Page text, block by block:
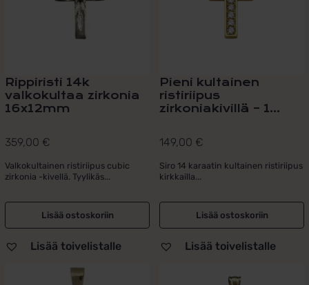
Rippiristi 14k
valkokultaa zirkonia
16x12mm
359,00 €
Valkokultainen ristiriipus cubic
zirkonia -kivellä. Tyylikäs...
Lisää ostoskoriin
Lisää toivelistalle
Pieni kultainen
ristiriipus
zirkoniakivillä – 1...
149,00 €
Siro 14 karaatin kultainen ristiriipus
kirkkailla...
Lisää ostoskoriin
Lisää toivelistalle